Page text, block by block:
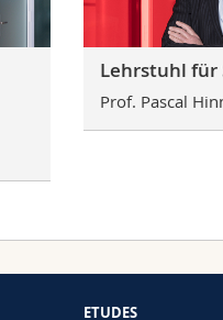
Lehrstuhl für
Prof. Pascal
ETUDES